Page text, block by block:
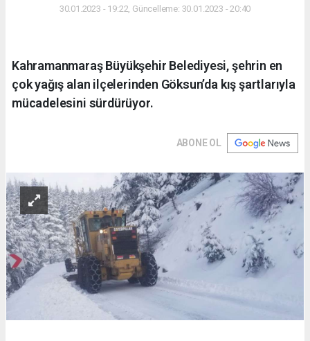
30.01.2023 - 19:22, Güncelleme: 30.01.2023 - 20:40
Kahramanmaraş Büyükşehir Belediyesi, şehrin en
çok yağış alan ilçelerinden Göksun’da kış şartlarıyla
mücadelesini sürdürüyor.
ABONE OL